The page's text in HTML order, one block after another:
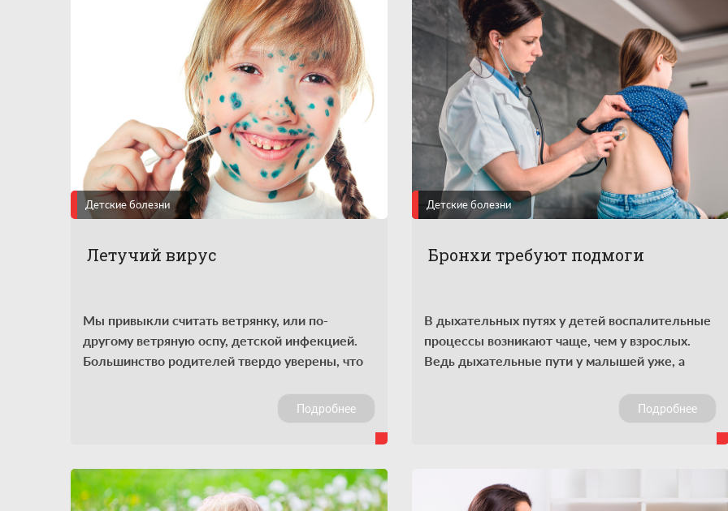
Детские болезни
Летучий вирус
Мы привыкли считать ветрянку, или по-
другому ветряную оспу, детской инфекцией.
Большинство родителей твердо уверены, что
до школы этого не случилось, то не грех и
Подробнее
Детские болезни
Бронхи требуют подмоги
В дыхательных путях у детей воспалительные
процессы возникают чаще, чем у взрослых.
Ведь дыхательные пути у малышей уже, а
почвой для такого сценария обычно становятся
бронхитом. Впрочем, бронхит может быть и
самостоятельным заболеванием.
Подробнее